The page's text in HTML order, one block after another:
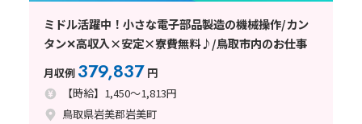
ミドル活躍中！小さな電子部品製造の機械操作/カン
タン✕高収入×安定×寮費無料♪/鳥取市内のお仕事
月収例 379,837 円
【時給】1,450～1,813円
鳥取県岩美郡岩美町